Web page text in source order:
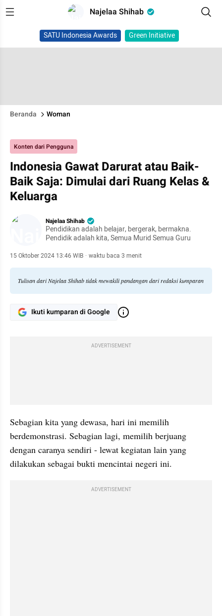
Najelaa Shihab
SATU Indonesia Awards Green Initiative
Beranda Woman
Konten dari Pengguna
Indonesia Gawat Darurat atau Baik-
Baik Saja: Dimulai dari Ruang Kelas &
Keluarga
Najelaa Shihab
Pendidikan adalah belajar, bergerak, bermakna.
Pendidik adalah kita, Semua Murid Semua Guru
15 Oktober 2024 13:46 WIB · waktu baca 3 menit
Tulisan dari Najelaa Shihab tidak mewakili pandangan dari redaksi kumparan
Ikuti kumparan di Google
ADVERTISEMENT
Sebagian kita yang dewasa, hari ini memilih
berdemonstrasi. Sebagian lagi, memilih berjuang
dengan caranya sendiri - lewat kegiatan lain yang
dilakukan sebagai bukti mencintai negeri ini.
ADVERTISEMENT